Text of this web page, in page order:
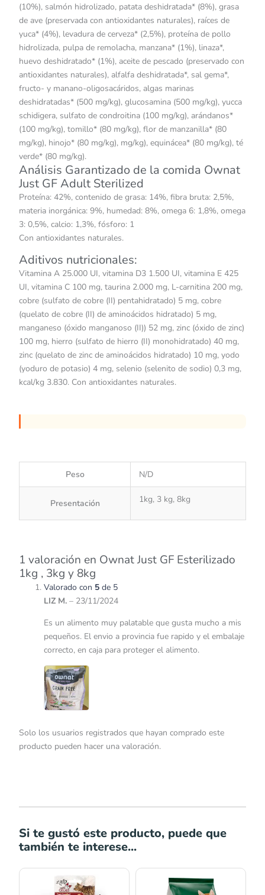
(10%), salmón hidrolizado, patata deshidratada* (8%), grasa
de ave (preservada con antioxidantes naturales), raíces de
yuca* (4%), levadura de cerveza* (2,5%), proteína de pollo
hidrolizada, pulpa de remolacha, manzana* (1%), linaza*,
huevo deshidratado* (1%), aceite de pescado (preservado con
antioxidantes naturales), alfalfa deshidratada*, sal gema*,
fructo- y manano-oligosacáridos, algas marinas
deshidratadas* (500 mg/kg), glucosamina (500 mg/kg), yucca
schidigera, sulfato de condroitina (100 mg/kg), arándanos*
(100 mg/kg), tomillo* (80 mg/kg), flor de manzanilla* (80
mg/kg), hinojo* (80 mg/kg), mg/kg), equinácea* (80 mg/kg), té
verde* (80 mg/kg).
Análisis Garantizado de la comida Ownat
Just GF Adult Sterilized
Proteína: 42%, contenido de grasa: 14%, fibra bruta: 2,5%,
materia inorgánica: 9%, humedad: 8%, omega 6: 1,8%, omega
3: 0,5%, calcio: 1,3%, fósforo: 1
Con antioxidantes naturales.
Aditivos nutricionales:
Vitamina A 25.000 UI, vitamina D3 1.500 UI, vitamina E 425
UI, vitamina C 100 mg, taurina 2.000 mg, L-carnitina 200 mg,
cobre (sulfato de cobre (II) pentahidratado) 5 mg, cobre
(quelato de cobre (II) de aminoácidos hidratado) 5 mg,
manganeso (óxido manganoso (II)) 52 mg, zinc (óxido de zinc)
100 mg, hierro (sulfato de hierro (II) monohidratado) 40 mg,
zinc (quelato de zinc de aminoácidos hidratado) 10 mg, yodo
(yoduro de potasio) 4 mg, selenio (selenito de sodio) 0,3 mg,
kcal/kg 3.830. Con antioxidantes naturales.
Peso N/D
Presentación 1kg, 3 kg, 8kg
1 valoración en Ownat Just GF Esterilizado
1kg , 3kg y 8kg
Valorado con 5 de 5
LIZ M. – 23/11/2024
Es un alimento muy palatable que gusta mucho a mis
pequeños. El envio a provincia fue rapido y el embalaje
correcto, en caja para proteger el alimento.
Solo los usuarios registrados que hayan comprado este
producto pueden hacer una valoración.
Si te gustó este producto, puede que
también te interese...
de